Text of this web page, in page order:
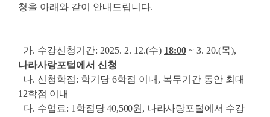
청을 아래와 같이 안내드립니다.
가. 수강신청기간: 2025. 2. 12.(수) 18:00 ~ 3. 20.(목),
나라사랑포털에서 신청
나. 신청학점: 학기당 6학점 이내, 복무기간 동안 최대
12학점 이내
다. 수업료: 1학점당 40,500원, 나라사랑포털에서 수강